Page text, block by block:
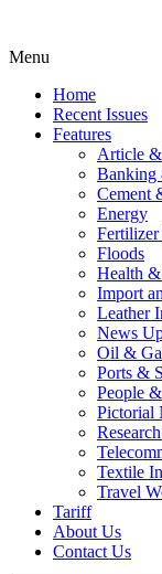
Menu
Home
Recent Issues
Features
Article &
Banking
Cement
Energy
Fertilizer
Floods
Health
Import
Leather
News
Oil &
Ports &
People
Pictorial
Textile
Travel
Tariff
About Us
Contact Us